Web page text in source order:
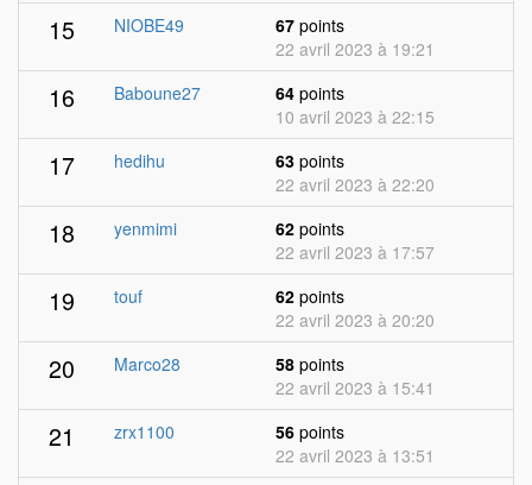
15 NIOBE49 67 points
22 avril 2023 à 19:21
16 Baboune27 64 points
10 avril 2023 à 22:15
17 hedihu 63 points
22 avril 2023 à 22:20
18 yenmimi 62 points
22 avril 2023 à 17:57
19 touf 62 points
22 avril 2023 à 20:20
20 Marco28 58 points
22 avril 2023 à 15:41
21 zrx1100 56 points
22 avril 2023 à 13:51